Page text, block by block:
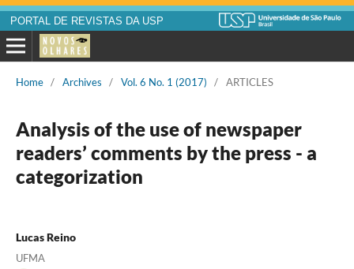
PORTAL DE REVISTAS DA USP
Home / Archives / Vol. 6 No. 1 (2017) / ARTICLES
Analysis of the use of newspaper
readers’ comments by the press - a
categorization
Lucas Reino
UFMA